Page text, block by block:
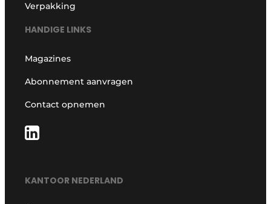
Verpakking
HANDIGE LINKS
Magazines
Abonnement aanvragen
Contact opnemen
KANTOOR NEDERLAND